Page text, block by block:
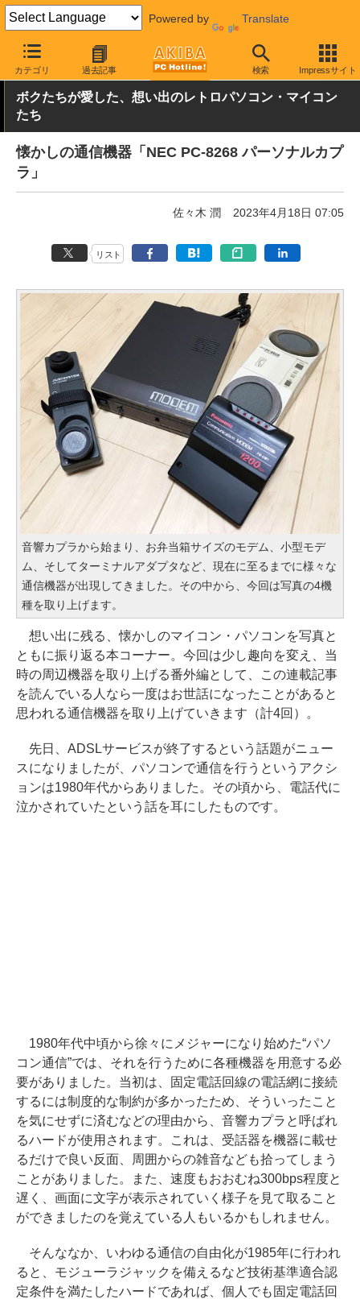
Powered by Translate
カテゴリ 過去記事 検索 Impressサイト
AKIBA PC Hotline! PC周辺機器 その他PC関連 その他
ボクたちが愛した、想い出のレトロパソコン・マイコン
たち
懐かしの通信機器「NEC PC-8268 パーソナルカプ
ラ」
佐々木 潤 2023年4月18日 07:05
リスト
音響カプラから始まり、お弁当箱サイズのモデム、小型モデ
ム、そしてターミナルアダプタなど、現在に至るまでに様々な
通信機器が出現してきました。その中から、今回は写真の4機
種を取り上げます。
想い出に残る、懐かしのマイコン・パソコンを写真と
ともに振り返る本コーナー。今回は少し趣向を変え、当
時の周辺機器を取り上げる番外編として、この連載記事
を読んでいる人なら一度はお世話になったことがあると
思われる通信機器を取り上げていきます（計4回）。
先日、ADSLサービスが終了するという話題がニュー
スになりましたが、パソコンで通信を行うというアクシ
ョンは1980年代からありました。その頃から、電話代に
泣かされていたという話を耳にしたものです。
1980年代中頃から徐々にメジャーになり始めた“パソ
コン通信”では、それを行うために各種機器を用意する必
要がありました。当初は、固定電話回線の電話網に接続
するには制度的な制約が多かったため、そういったこと
を気にせずに済むなどの理由から、音響カプラと呼ばれ
るハードが使用されます。これは、受話器を機器に載せ
るだけで良い反面、周囲からの雑音なども拾ってしまう
ことがありました。また、速度もおおむね300bps程度と
遅く、画面に文字が表示されていく様子を見て取ること
ができましたのを覚えている人もいるかもしれません。
そんななか、いわゆる通信の自由化が1985年に行われ
ると、モジューラジャックを備えるなど技術基準適合認
定条件を満たしたハードであれば、個人でも固定電話回